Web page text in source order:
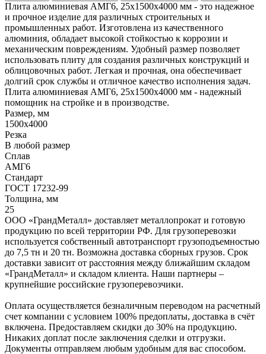
Плита алюминиевая АМГ6, 25х1500х4000 мм - это надежное
и прочное изделие для различных строительных и
промышленных работ. Изготовлена из качественного
алюминия, обладает высокой стойкостью к коррозии и
механическим повреждениям. Удобный размер позволяет
использовать плиту для создания различных конструкций и
облицовочных работ. Легкая и прочная, она обеспечивает
долгий срок службы и отличное качество исполнения задач.
Плита алюминиевая АМГ6, 25х1500х4000 мм - надежный
помощник на стройке и в производстве.
Размер, мм
1500х4000
Резка
В любой размер
Сплав
АМГ6
Стандарт
ГОСТ 17232-99
Толщина, мм
25
ООО «ГрандМеталл» доставляет металлопрокат и готовую
продукцию по всей территории РФ. Для грузоперевозки
используется собственный автотранспорт грузоподъемностью
до 7,5 тн и 20 тн. Возможна доставка сборных грузов. Срок
доставки зависит от расстояния между ближайшим складом
«ГрандМеталл» и складом клиента. Наши партнеры –
крупнейшие российские грузоперевозчики.
Оплата осуществляется безналичным переводом на расчетный
счет компании с условием 100% предоплаты, доставка в счёт
включена. Предоставляем скидки до 30% на продукцию.
Никаких доплат после заключения сделки и отгрузки.
Документы отправляем любым удобным для вас способом.